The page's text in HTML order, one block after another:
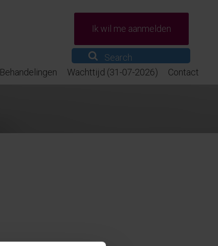
Ik wil me aanmelden
Behandelingen Wachttijd (31-07-2026) Contact